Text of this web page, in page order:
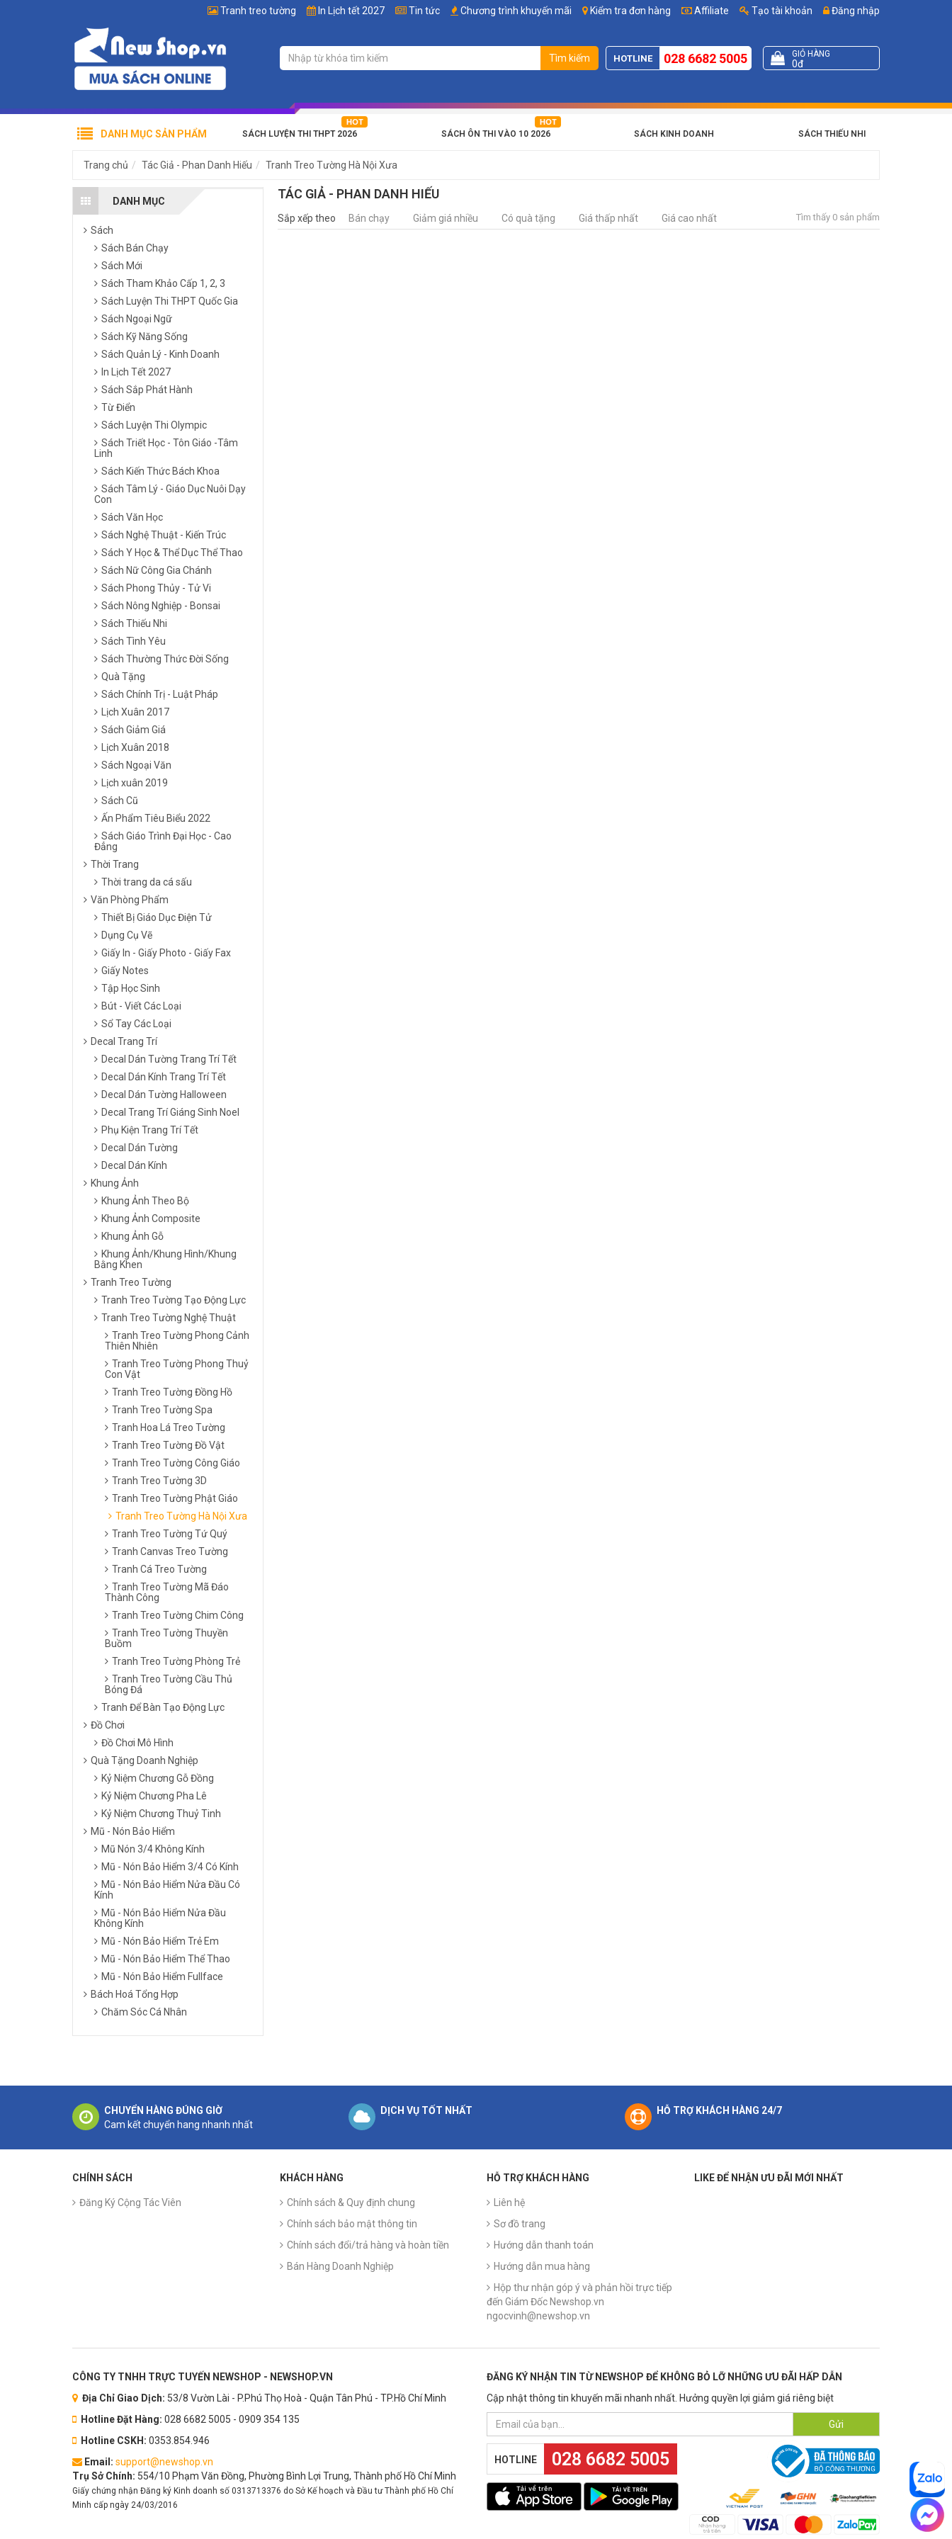
Affiliate Tạo tài khoản Đăng nhập
Tranh treo tường In Lịch tết 2027 Tin tức Chương trình khuyến mãi Kiểm tra đơn hàng
Tìm kiếm HOTLINE 028 6682 5005 GIỎ HÀNG
0đ
SÁCH LUYỆN THI THPT 2026 SÁCH ÔN THI VÀO 10 2026 SÁCH KINH DOANH SÁCH THIẾU NHI
DANH MỤC SẢN PHẨM
Trang chủ Tác Giả - Phan Danh Hiếu Tranh Treo Tường Hà Nội Xưa
DANH MỤC
Sách
Sách Bán Chạy
Sách Mới
Sách Tham Khảo Cấp 1, 2, 3
Sách Luyện Thi THPT Quốc Gia
Sách Ngoại Ngữ
Sách Kỹ Năng Sống
Sách Quản Lý - Kinh Doanh
In Lịch Tết 2027
Sách Sắp Phát Hành
Từ Điển
Sách Luyện Thi Olympic
Sách Triết Học - Tôn Giáo -Tâm
Linh
Sách Kiến Thức Bách Khoa
Sách Tâm Lý - Giáo Dục Nuôi Dạy
Con
Sách Văn Học
Sách Nghệ Thuật - Kiến Trúc
Sách Y Học & Thể Dục Thể Thao
Sách Nữ Công Gia Chánh
Sách Phong Thủy - Tử Vi
Sách Nông Nghiệp - Bonsai
Sách Thiếu Nhi
Sách Tình Yêu
Sách Thường Thức Đời Sống
Quà Tặng
Sách Chính Trị - Luật Pháp
Lịch Xuân 2017
Sách Giảm Giá
Lịch Xuân 2018
Sách Ngoại Văn
Lịch xuân 2019
Sách Cũ
Ấn Phẩm Tiêu Biểu 2022
Sách Giáo Trình Đại Học - Cao
Đẳng
Thời Trang
Thời trang da cá sấu
Văn Phòng Phẩm
Thiết Bị Giáo Dục Điện Tử
Dụng Cụ Vẽ
Giấy In - Giấy Photo - Giấy Fax
Giấy Notes
Tập Học Sinh
Bút - Viết Các Loại
Sổ Tay Các Loại
Decal Trang Trí
Decal Dán Tường Trang Trí Tết
Decal Dán Kính Trang Trí Tết
Decal Dán Tường Halloween
Decal Trang Trí Giáng Sinh Noel
Phụ Kiện Trang Trí Tết
Decal Dán Tường
Decal Dán Kính
Khung Ảnh
Khung Ảnh Theo Bộ
Khung Ảnh Composite
Khung Ảnh Gỗ
Khung Ảnh/Khung Hình/Khung
Bằng Khen
Tranh Treo Tường
Tranh Treo Tường Tạo Động Lực
Tranh Treo Tường Nghệ Thuật
Tranh Treo Tường Phong Cảnh
Thiên Nhiên
Tranh Treo Tường Phong Thuỷ
Con Vật
Tranh Treo Tường Đồng Hồ
Tranh Treo Tường Spa
Tranh Hoa Lá Treo Tường
Tranh Treo Tường Đồ Vật
Tranh Treo Tường Công Giáo
Tranh Treo Tường 3D
Tranh Treo Tường Phật Giáo
Tranh Treo Tường Hà Nội Xưa
Tranh Treo Tường Tứ Quý
Tranh Canvas Treo Tường
Tranh Cá Treo Tường
Tranh Treo Tường Mã Đáo
Thành Công
Tranh Treo Tường Chim Công
Tranh Treo Tường Thuyền
Buồm
Tranh Treo Tường Phòng Trẻ
Tranh Treo Tường Cầu Thủ
Bóng Đá
Tranh Để Bàn Tạo Động Lực
Đồ Chơi
Đồ Chơi Mô Hình
Quà Tặng Doanh Nghiệp
Kỷ Niệm Chương Gỗ Đồng
Kỷ Niệm Chương Pha Lê
Kỷ Niệm Chương Thuỷ Tinh
Mũ - Nón Bảo Hiểm
Mũ Nón 3/4 Không Kính
Mũ - Nón Bảo Hiểm 3/4 Có Kính
Mũ - Nón Bảo Hiểm Nửa Đầu Có
Kính
Mũ - Nón Bảo Hiểm Nửa Đầu
Không Kính
Mũ - Nón Bảo Hiểm Trẻ Em
Mũ - Nón Bảo Hiểm Thể Thao
Mũ - Nón Bảo Hiểm Fullface
Bách Hoá Tổng Hợp
Chăm Sóc Cá Nhân
TÁC GIẢ - PHAN DANH HIẾU
Sắp xếp theo Bán chạy Giảm giá nhiều Có quà tặng Giá thấp nhất Giá cao nhất Tìm thấy 0 sản phẩm
CHUYỂN HÀNG ĐÚNG GIỜ
Cam kết chuyển hang nhanh nhất
DỊCH VỤ TỐT NHẤT HỖ TRỢ KHÁCH HÀNG 24/7
CHÍNH SÁCH
Đăng Ký Cộng Tác Viên
KHÁCH HÀNG
Chính sách & Quy định chung
Chính sách bảo mật thông tin
Chính sách đổi/trả hàng và hoàn tiền
Bán Hàng Doanh Nghiệp
HỖ TRỢ KHÁCH HÀNG
Liên hệ
Sơ đồ trang
Hướng dẫn thanh toán
Hướng dẫn mua hàng
Hộp thư nhận góp ý và phản hồi trực tiếp
đến Giám Đốc Newshop.vn
ngocvinh@newshop.vn
LIKE ĐỂ NHẬN ƯU ĐÃI MỚI NHẤT
CÔNG TY TNHH TRỰC TUYẾN NEWSHOP - NEWSHOP.VN
Địa Chỉ Giao Dịch: 53/8 Vườn Lài - P.Phú Thọ Hoà - Quận Tân Phú - TP.Hồ Chí Minh
Hotline Đặt Hàng: 028 6682 5005 - 0909 354 135
Hotline CSKH: 0353.854.946
Email: support@newshop.vn
Trụ Sở Chính: 554/10 Phạm Văn Đồng, Phường Bình Lợi Trung, Thành phố Hồ Chí Minh
Giấy chứng nhận Đăng ký Kinh doanh số 0313713376 do Sở Kế hoạch và Đầu tư Thành phố Hồ Chí
Minh cấp ngày 24/03/2016
ĐĂNG KÝ NHẬN TIN TỪ NEWSHOP ĐỂ KHÔNG BỎ LỠ NHỮNG ƯU ĐÃI HẤP DẪN
Cập nhật thông tin khuyến mãi nhanh nhất. Hưởng quyền lợi giảm giá riêng biệt
Gửi
HOTLINE 028 6682 5005